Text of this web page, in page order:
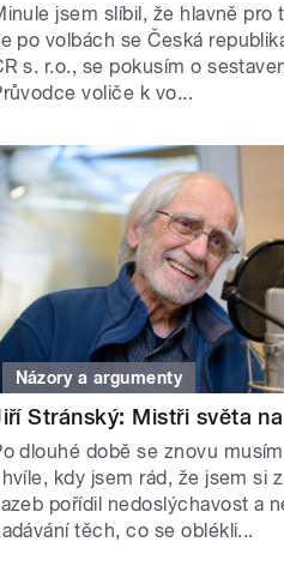
jsem slíbil, že hlavně pro
po volbách se Česká
s. r.o., se pokusím o
voliče k vo...
Názory a argumenty
Stránský: Mistři světa
dlouhé době se znovu
kdy jsem rád, že jsem si
pořídil nedoslýchavost a
těch, co se oblékli...